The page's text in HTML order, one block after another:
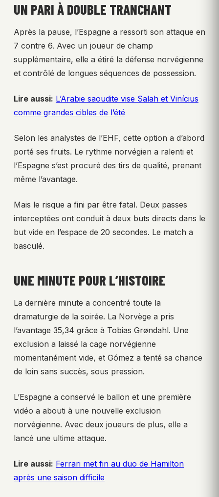
UN PARI À DOUBLE TRANCHANT
Après la pause, l’Espagne a ressorti son attaque en
7 contre 6. Avec un joueur de champ
supplémentaire, elle a étiré la défense norvégienne
et contrôlé de longues séquences de possession.
Lire aussi: L’Arabie saoudite vise Salah et Vinícius
comme grandes cibles de l’été
Selon les analystes de l’EHF, cette option a d’abord
porté ses fruits. Le rythme norvégien a ralenti et
l’Espagne s’est procuré des tirs de qualité, prenant
même l’avantage.
Mais le risque a fini par être fatal. Deux passes
interceptées ont conduit à deux buts directs dans le
but vide en l’espace de 20 secondes. Le match a
basculé.
UNE MINUTE POUR L’HISTOIRE
La dernière minute a concentré toute la
dramaturgie de la soirée. La Norvège a pris
l’avantage 35,34 grâce à Tobias Grøndahl. Une
exclusion a laissé la cage norvégienne
momentanément vide, et Gómez a tenté sa chance
de loin sans succès, sous pression.
L’Espagne a conservé le ballon et une première
vidéo a abouti à une nouvelle exclusion
norvégienne. Avec deux joueurs de plus, elle a
lancé une ultime attaque.
Lire aussi: Ferrari met fin au duo de Hamilton
après une saison difficile